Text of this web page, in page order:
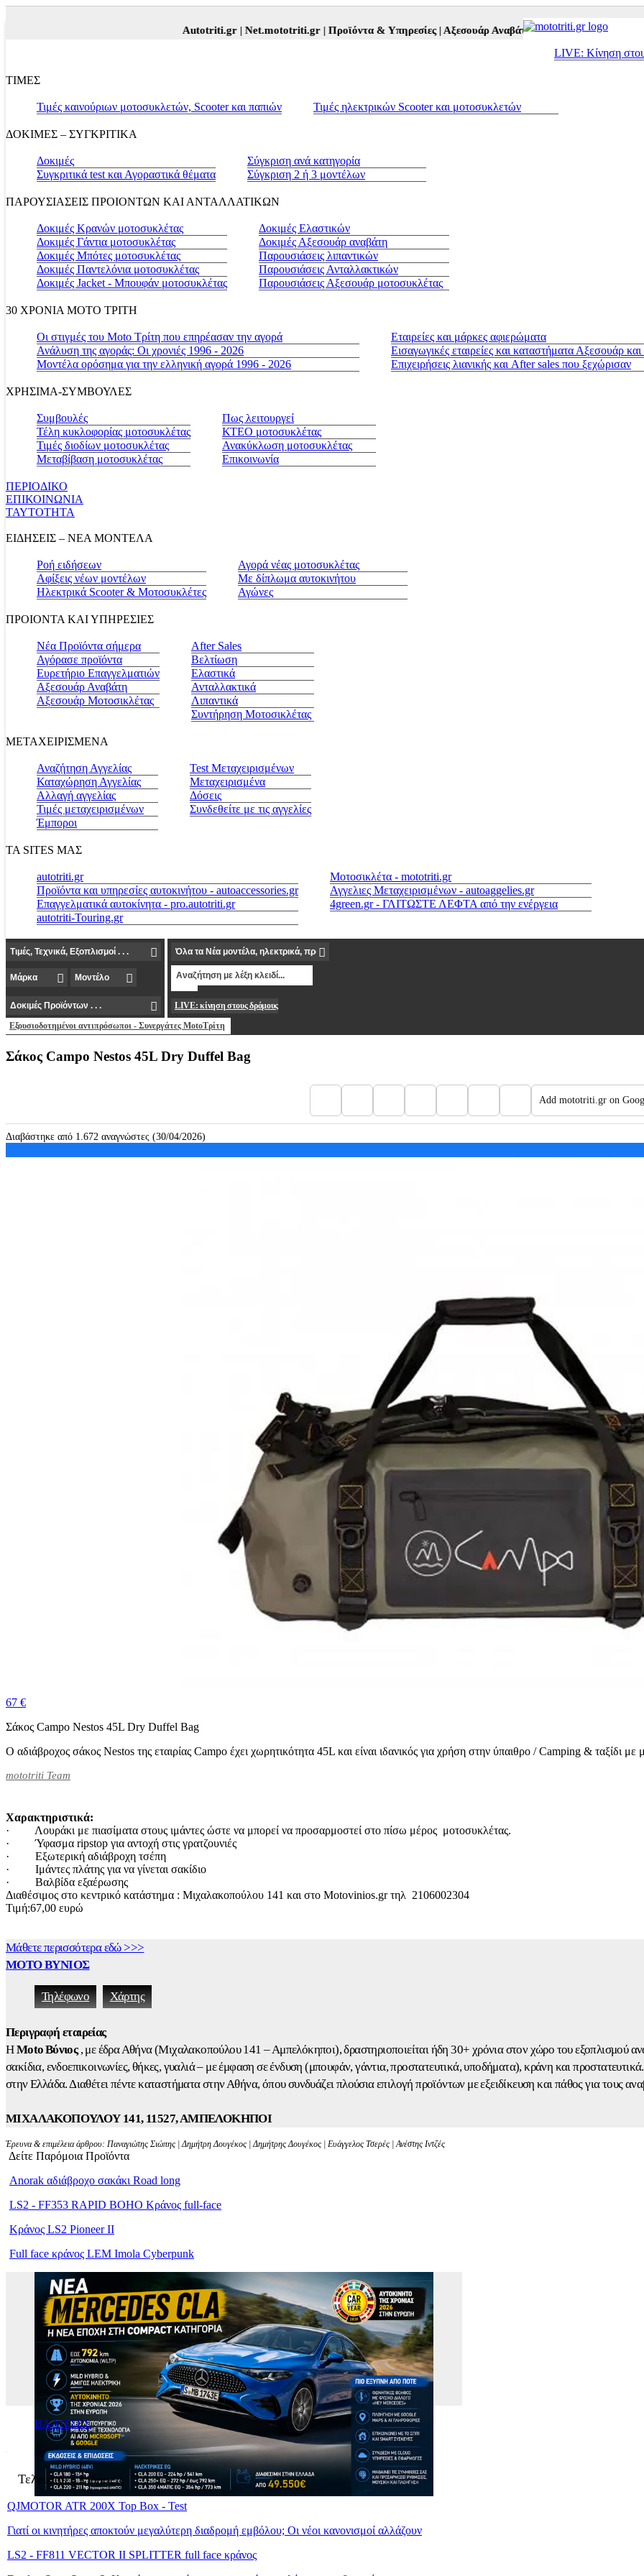
Autotriti.gr |Net.mototriti.gr |Προϊόντα & Υπηρεσίες |Αξεσουάρ Αναβάτη και Μοτοσυκλέτας |
LIVE: Κίνηση
ΤΙΜΕΣ
Τιμές καινούριων μοτοσυκλετών, Scooter και παπιών Τιμές ηλεκτρικών Scooter και μοτοσυκλετών
ΔΟΚΙΜΕΣ – ΣΥΓΚΡΙΤΙΚΑ
Δοκιμές
Συγκριτικά test και Αγοραστικά θέματα
Σύγκριση ανά κατηγορία
Σύγκριση 2 ή 3 μοντέλων
ΠΑΡΟΥΣΙΑΣΕΙΣ ΠΡΟΙΟΝΤΩΝ ΚΑΙ ΑΝΤΑΛΛΑΤΙΚΩΝ
Δοκιμές Κρανών μοτοσυκλέτας
Δοκιμές Γάντια μοτοσυκλέτας
Δοκιμές Μπότες μοτοσυκλέτας
Δοκιμές Παντελόνια μοτοσυκλέτας
Δοκιμές Jacket - Μπουφάν μοτοσυκλέτας
Δοκιμές Ελαστικών
Δοκιμές Αξεσουάρ αναβάτη
Παρουσιάσεις λιπαντικών
Παρουσιάσεις Ανταλλακτικών
Παρουσιάσεις Αξεσουάρ μοτοσυκλέτας
30 ΧΡΟΝΙΑ MOTO ΤΡΙΤΗ
Οι στιγμές του Moto Τρίτη που επηρέασαν την αγορά
Ανάλυση της αγοράς: Οι χρονιές 1996 - 2026
Μοντέλα ορόσημα για την ελληνική αγορά 1996 - 2026
Εταιρείες και μάρκες αφιερώματα
Εισαγωγικές εταιρείες και καταστήματα Αξεσουάρ
Επιχειρήσεις λιανικής και After sales που ξεχώρισαν
ΧΡΗΣΙΜΑ-ΣΥΜΒΟΥΛΕΣ
Συμβουλές
Τέλη κυκλοφορίας μοτοσυκλέτας
Τιμές διοδίων μοτοσυκλέτας
Μεταβίβαση μοτοσυκλέτας
Πως λειτουργεί
ΚΤΕΟ μοτοσυκλέτας
Ανακύκλωση μοτοσυκλέτας
Επικοινωνία
ΠΕΡΙΟΔΙΚΟ
ΕΠΙΚΟΙΝΩΝΙΑ
ΤΑΥΤΟΤΗΤΑ
ΕΙΔΗΣΕΙΣ – ΝΕΑ ΜΟΝΤΕΛΑ
Ροή ειδήσεων
Αφίξεις νέων μοντέλων
Ηλεκτρικά Scooter & Μοτοσυκλέτες
Αγορά νέας μοτοσυκλέτας
Με δίπλωμα αυτοκινήτου
Αγώνες
ΠΡΟΙΟΝΤΑ ΚΑΙ ΥΠΗΡΕΣΙΕΣ
Νέα Προϊόντα σήμερα
Αγόρασε προϊόντα
Ευρετήριο Επαγγελματιών
Αξεσουάρ Αναβάτη
Αξεσουάρ Μοτοσικλέτας
Αfter Sales
Βελτίωση
Ελαστικά
Ανταλλακτικά
Λιπαντικά
Συντήρηση Μοτοσικλέτας
ΜΕΤΑΧΕΙΡΙΣΜΕΝΑ
Αναζήτηση Αγγελίας
Καταχώρηση Αγγελίας
Αλλαγή αγγελίας
Τιμές μεταχειρισμένων
Έμποροι
Test Μεταχειρισμένων
Μεταχειρισμένα
Δόσεις
Συνδεθείτε με τις αγγελίες
ΤΑ SITES ΜΑΣ
autotriti.gr
Προϊόντα και υπηρεσίες αυτοκινήτου - autoaccessories.gr
Επαγγελματικά αυτοκίνητα - pro.autotriti.gr
autotriti-Touring.gr
Μοτοσικλέτα - mototriti.gr
Αγγελιες Μεταχειρισμένων - autoaggelies.gr
4green.gr - ΓΛΙΤΩΣΤΕ ΛΕΦΤΑ από την ενέργεια
LIVE: κίνηση στους δρόμους
Εξουσιοδοτημένοι αντιπρόσωποι - Συνεργάτες MotoΤρίτη
Σάκος Campo Nestos 45L Dry Duffel Bag
Add mototriti.gr on
Διαβάστηκε από 1.672 αναγνώστες (30/04/2026)
67 €
Σάκος Campo Nestos 45L Dry Duffel Bag
Ο αδιάβροχος σάκος Nestos της εταιρίας Campo έχει χωρητικότητα 45L και είναι ιδανικός για χρήση στην ύπαιθρο / Camping & ταξίδι με
mototriti Team
Χαρακτηριστικά:
· Λουράκι με πιασίματα στους ιμάντες ώστε να μπορεί να προσαρμοστεί στο πίσω μέρος μοτοσυκλέτας.
· Ύφασμα ripstop για αντοχή στις γρατζουνιές
· Εξωτερική αδιάβροχη τσέπη
· Ιμάντες πλάτης για να γίνεται σακίδιο
· Βαλβίδα εξαέρωσης
Διαθέσιμος στο κεντρικό κατάστημα : Mιχαλακοπούλου 141 και στο Motovinios.gr τηλ 2106002304
Τιμή:67,00 ευρώ
Μάθετε περισσότερα εδώ >>>
ΜΟΤΟ ΒΥΝΙΟΣ
Τηλέφωνο Χάρτης
Περιγραφή εταιρείας
ΗMoto Βύνιος , με έδρα Αθήνα (Μιχαλακοπούλου 141 – Αμπελόκηποι), δραστηριοποιείται ήδη 30+ χρόνια στον χώρο του εξοπλισμού
σακίδια, ενδοεπικοινωνίες, θήκες, γυαλιά – με έμφαση σε ένδυση (μπουφάν, γάντια, προστατευτικά, υποδήματα), κράνη και
στην Ελλάδα. Διαθέτει πέντε καταστήματα στην Αθήνα, όπου συνδυάζει πλούσια επιλογή προϊόντων με εξειδίκευση και πάθος για τους
ΜΙΧΑΛΑΚΟΠΟΥΛΟΥ 141, 11527, ΑΜΠΕΛΟΚΗΠΟΙ
Έρευνα & επιμέλεια άρθρου: Παναγιώτης Σιώπης | Δημήτρη Δουγέκος | Δημήτρης Δουγέκος | Ευάγγελος Τσερές | Ανέστης Ιντζές
Δείτε Παρόμοια Προϊόντα
Anorak αδιάβροχο σακάκι Road long
LS2 - FF353 RAPID BOHO Κράνος full-face
Κράνος LS2 Pioneer II
Full face κράνος LEM Imola Cyberpunk
ΒΑΛΙΤΣΕΣ
Τελευταίες Ειδήσεις
QJMOTOR ATR 200X Top Box - Test
Γιατί οι κινητήρες αποκτούν μεγαλύτερη διαδρομή εμβόλου; Οι νέοι κανονισμοί αλλάζουν
LS2 - FF811 VECTOR II SPLITTER full face κράνος